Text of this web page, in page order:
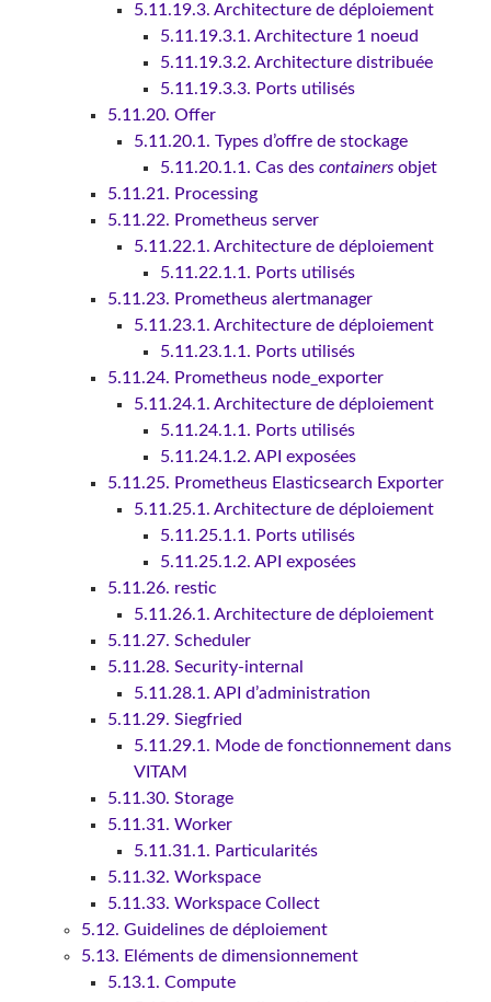
5.11.19.3. Architecture de déploiement
5.11.19.3.1. Architecture 1 noeud
5.11.19.3.2. Architecture distribuée
5.11.19.3.3. Ports utilisés
5.11.20. Offer
5.11.20.1. Types d’offre de stockage
5.11.20.1.1. Cas des containersobjet
5.11.21. Processing
5.11.22. Prometheus server
5.11.22.1. Architecture de déploiement
5.11.22.1.1. Ports utilisés
5.11.23. Prometheus alertmanager
5.11.23.1. Architecture de déploiement
5.11.23.1.1. Ports utilisés
5.11.24. Prometheus node_exporter
5.11.24.1. Architecture de déploiement
5.11.24.1.1. Ports utilisés
5.11.24.1.2. API exposées
5.11.25. Prometheus Elasticsearch Exporter
5.11.25.1. Architecture de déploiement
5.11.25.1.1. Ports utilisés
5.11.25.1.2. API exposées
5.11.26. restic
5.11.26.1. Architecture de déploiement
5.11.27. Scheduler
5.11.28. Security-internal
5.11.28.1. API d’administration
5.11.29. Siegfried
5.11.29.1. Mode de fonctionnement dans
VITAM
5.11.30. Storage
5.11.31. Worker
5.11.31.1. Particularités
5.11.32. Workspace
5.11.33. Workspace Collect
5.12. Guidelines de déploiement
5.13. Eléments de dimensionnement
5.13.1. Compute